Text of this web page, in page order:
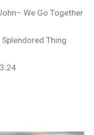
We Go Together
Thing